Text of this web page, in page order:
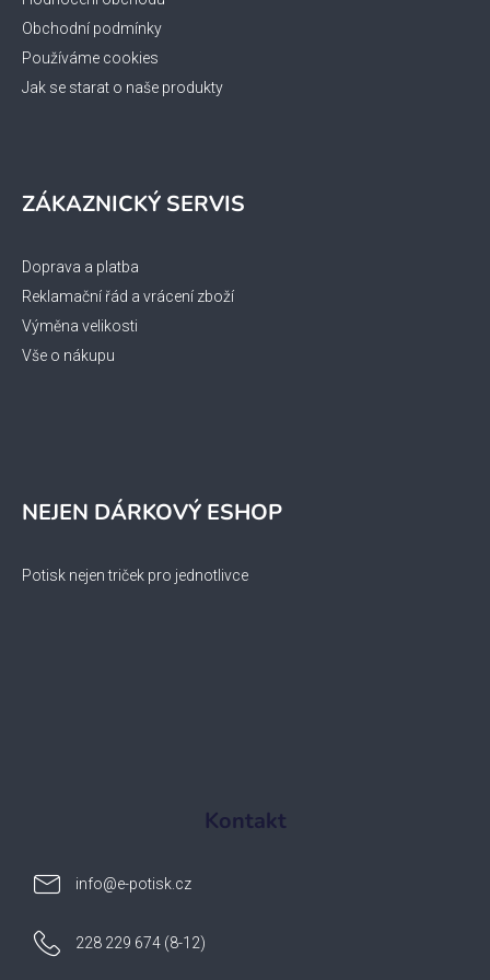
Obchodní podmínky
Používáme cookies
Jak se starat o naše produkty
ZÁKAZNICKÝ SERVIS
Doprava a platba
Reklamační řád a vrácení zboží
Výměna velikosti
Vše o nákupu
NEJEN DÁRKOVÝ ESHOP
Potisk nejen triček pro jednotlivce
Kontakt
info@e-potisk.cz
228 229 674 (8-12)